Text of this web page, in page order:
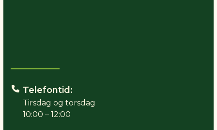
Telefontid:
Tirsdag og torsdag
10:00 – 12:00